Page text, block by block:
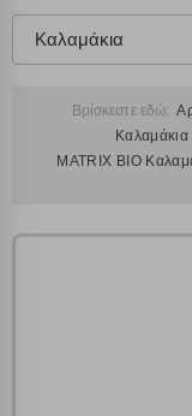
Καλαμάκια
Βρίσκεστε εδώ:
MATRIX BIO
Πολλαπλή